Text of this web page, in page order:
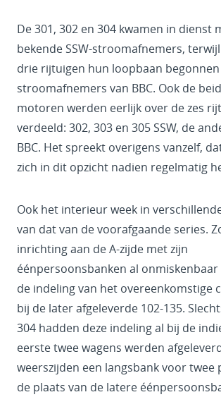
De 301, 302 en 304 kwamen in dienst
bekende SSW-stroomafnemers,
drie rijtuigen hun loopbaan
stroomafnemers van BBC. Ook de
motoren werden eerlijk over de zes
verdeeld: 302, 303 en 305 SSW, de
BBC. Het spreekt overigens vanzelf,
zich in dit opzicht nadien regelmatig
Ook het interieur week in
van dat van de voorafgaande series.
inrichting aan de A-zijde met zijn
éénpersoonsbanken al onmiskenbaar
de indeling van het overeenkomstige
bij de later afgeleverde 102-135.
304 hadden deze indeling al bij de
eerste twee wagens werden
weerszijden een langsbank voor twee
de plaats van de latere